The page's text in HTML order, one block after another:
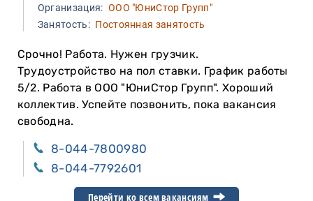
Организация: ООО "ЮниСтор Групп"
Занятость:Постоянная занятость
Срочно! Работа. Нужен грузчик.
Трудоустройство на пол ставки. График работы
5/2. Работа в ООО "ЮниСтор Групп". Хороший
коллектив. Успейте позвонить, пока вакансия
свободна.
8-044-7800980
8-044-7792601
Перейти ко всем вакансиям